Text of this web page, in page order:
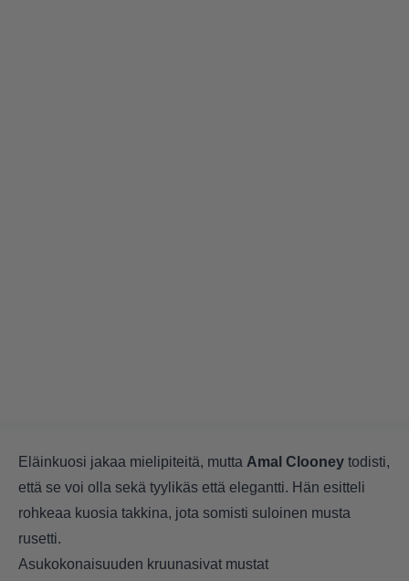
Eläinkuosi jakaa mielipiteitä, mutta Amal Clooney todisti,
että se voi olla sekä tyylikäs että elegantti. Hän esitteli
rohkeaa kuosia takkina, jota somisti suloinen musta
rusetti.
Asukokonaisuuden kruunasivat mustat